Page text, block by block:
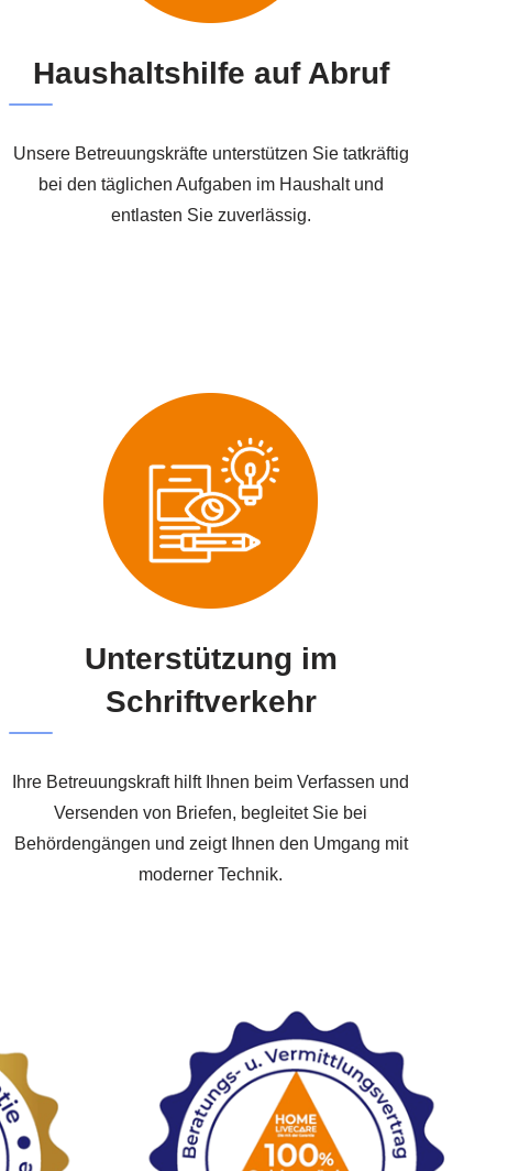
Haushaltshilfe auf Abruf
Unsere Betreuungskräfte unterstützen Sie tatkräftig
bei den täglichen Aufgaben im Haushalt und
entlasten Sie zuverlässig.
Unterstützung im
Schriftverkehr
Ihre Betreuungskraft hilft Ihnen beim Verfassen und
Versenden von Briefen, begleitet Sie bei
Behördengängen und zeigt Ihnen den Umgang mit
moderner Technik.